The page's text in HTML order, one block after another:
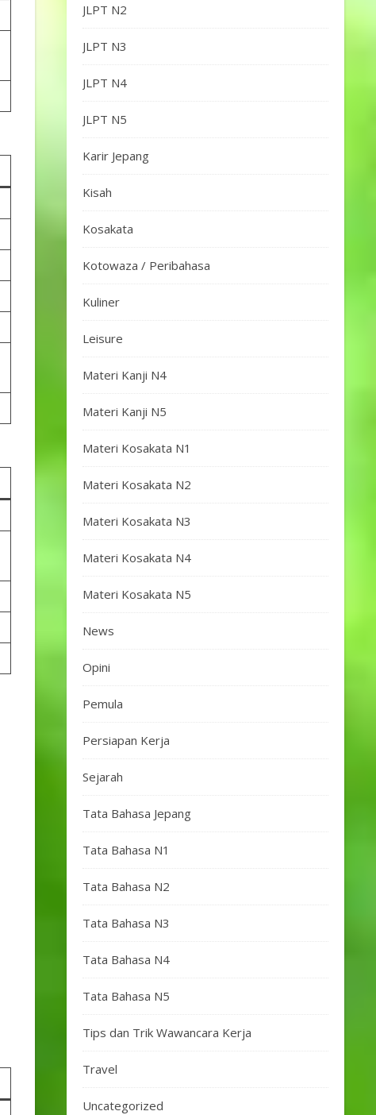
JLPT N2
JLPT N3
JLPT N4
JLPT N5
Karir Jepang
Kisah
Kosakata
Kotowaza / Peribahasa
Kuliner
Leisure
Materi Kanji N4
Materi Kanji N5
Materi Kosakata N1
Materi Kosakata N2
Materi Kosakata N3
Materi Kosakata N4
Materi Kosakata N5
News
Opini
Pemula
Persiapan Kerja
Sejarah
Tata Bahasa Jepang
Tata Bahasa N1
Tata Bahasa N2
Tata Bahasa N3
Tata Bahasa N4
Tata Bahasa N5
Tips dan Trik Wawancara Kerja
Travel
Uncategorized